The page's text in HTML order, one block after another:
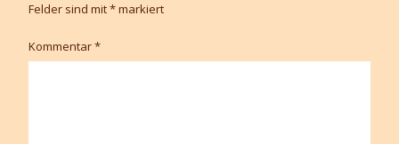
Felder sind mit*markiert
Kommentar*